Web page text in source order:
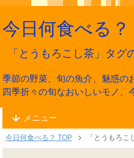
今日何食べる？
「とうもろこし茶」タグ
季節の野菜、旬の魚介、魅惑の
四季折々の旬なおいしいモノ、
メニュー
今日何食べる？ TOP 「とうもろ